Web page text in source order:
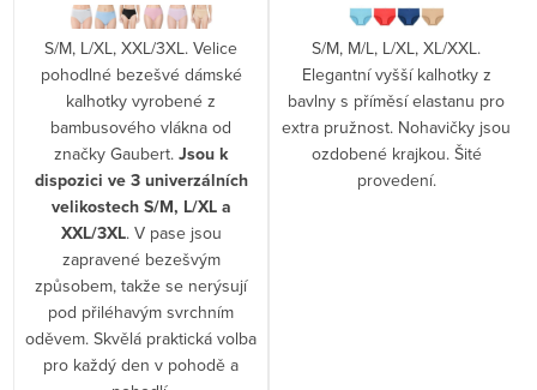
S/M, L/XL, XXL/3XL. Velice
pohodlné bezešvé dámské
kalhotky vyrobené z
bambusového vlákna od
značky Gaubert.Jsou k
dispozici ve 3 univerzálních
velikostech S/M, L/XL a
XXL/3XL. V pase jsou
zapravené bezešvým
způsobem, takže se nerýsují
pod přiléhavým svrchním
oděvem. Skvělá praktická volba
pro každý den v pohodě a
S/M, M/L, L/XL, XL/XXL.
Elegantní vyšší kalhotky z
bavlny s příměsí elastanu pro
extra pružnost. Nohavičky jsou
ozdobené krajkou. Šité
provedení.